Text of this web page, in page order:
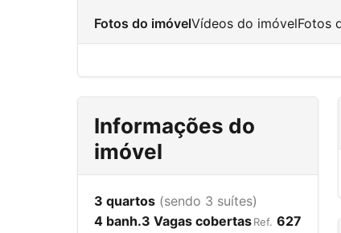
Fotos do imóvelVídeos do imóvelFotos
Informações do
imóvel
3 quartos (sendo 3 suítes)
4 banh.3 Vagas cobertasRef. 627